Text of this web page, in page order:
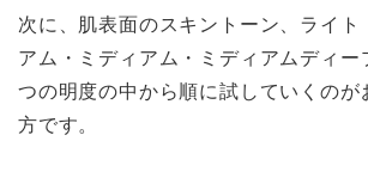
次に、肌表面のスキントーン、ライト
アム・ミディアム・ミディアムディ
つの明度の中から順に試していくのが
方です。